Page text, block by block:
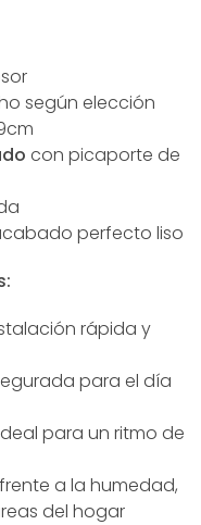
según elección
con picaporte de
perfecto liso
rápida y
para el día
para un ritmo de
a la humedad,
del hogar